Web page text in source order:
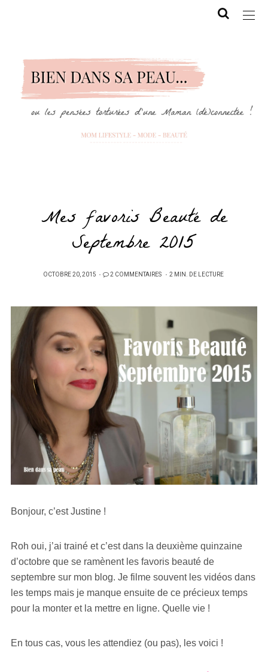
Mes favoris Beauté de
Septembre 2015
PUBLIÉ
OCTOBRE 20, 2015 2 COMMENTAIRES 2 MIN. DE LECTURE
Bonjour, c’est Justine !
Roh oui, j’ai trainé et c’est dans la deuxième quinzaine
d’octobre que se ramènent les favoris beauté de
septembre sur mon blog. Je filme souvent les vidéos dans
les temps mais je manque ensuite de ce précieux temps
pour la monter et la mettre en ligne. Quelle vie !
En tous cas, vous les attendiez (ou pas), les voici !